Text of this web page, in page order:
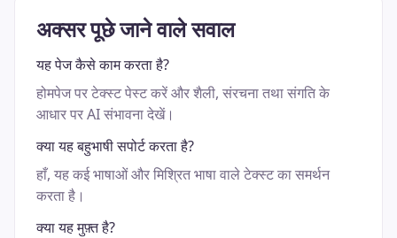
अक्सर पूछे जाने वाले सवाल
यह पेज कैसे काम करता है?
होमपेज पर टेक्स्ट पेस्ट करें और शैली, संरचना तथा संगति के
आधार पर AI संभावना देखें।
क्या यह बहुभाषी सपोर्ट करता है?
हाँ, यह कई भाषाओं और मिश्रित भाषा वाले टेक्स्ट का समर्थन
करता है।
क्या यह मुफ़्त है?